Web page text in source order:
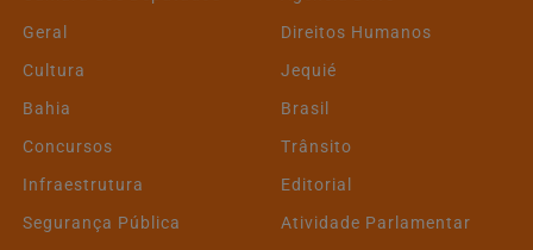
Geral
Direitos Humanos
Cultura
Jequié
Bahia
Brasil
Concursos
Trânsito
Infraestrutura
Editorial
Segurança Pública
Atividade Parlamentar